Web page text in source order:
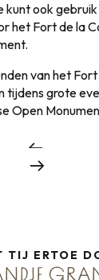
kunt ook
het Fort de la
van het
tijdens grote
Open
TIJ ERTOE